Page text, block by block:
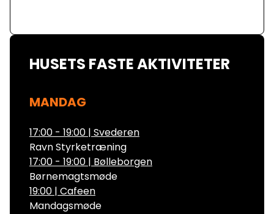
HUSETS FASTE AKTIVITETER
MANDAG
17:00 - 19:00 | Svederen
Ravn Styrketræning
17:00 - 19:00 | Bølleborgen
Børnemagtsmøde
19:00 | Cafeen
Mandagsmøde